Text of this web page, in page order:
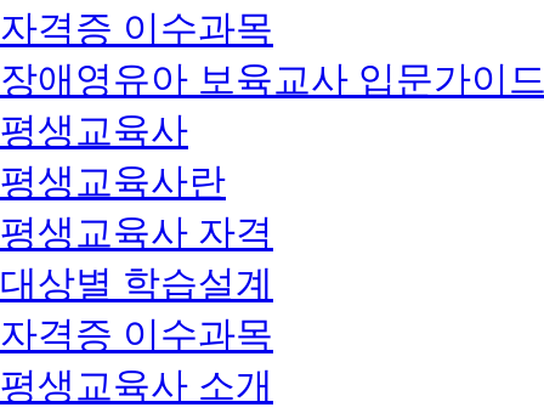
자격증 이수과목
장애영유아 보육교사 입문가이
평생교육사
평생교육사란
평생교육사 자격
대상별 학습설계
자격증 이수과목
평생교육사 소개